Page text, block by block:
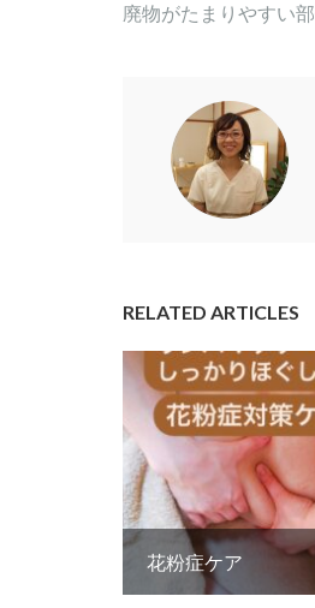
廃物がたまりやすい
RELATED ARTICLES
花粉症ケア